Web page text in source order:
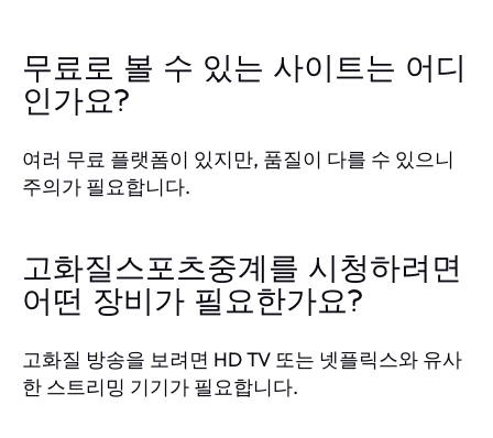
무료로 볼 수 있는 사이트는 어디
인가요?
여러 무료 플랫폼이 있지만, 품질이 다를 수 있으니
주의가 필요합니다.
고화질스포츠중계를 시청하려면
어떤 장비가 필요한가요?
고화질 방송을 보려면 HD TV 또는 넷플릭스와 유사
한 스트리밍 기기가 필요합니다.